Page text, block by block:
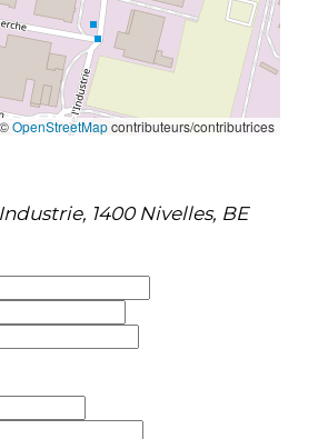
©OpenStreetMapcontributeurs/contributrices
1400 Nivelles, BE